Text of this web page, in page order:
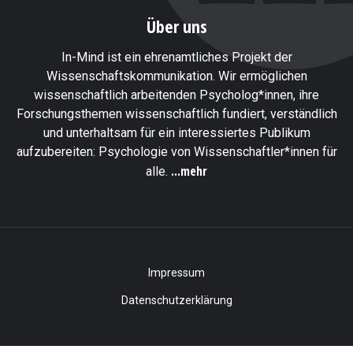
Über uns
In-Mind ist ein ehrenamtliches Projekt der
Wissenschaftskommunikation. Wir ermöglichen
wissenschaftlich arbeitenden Psycholog*innen, ihre
Forschungsthemen wissenschaftlich fundiert, verständlich
und unterhaltsam für ein interessiertes Publikum
aufzubereiten: Psychologie von Wissenschaftler*innen für
alle. ...mehr
Impressum
Datenschutzerklärung